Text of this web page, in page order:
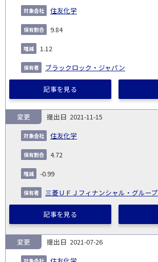
住友化学
9.84
1.12
ブラックロック・ジャパン
記事を見る
2021-11-15
住友化学
変更
4.72
-0.99
三菱ＵＦＪフィナンシャル・グループ
記事を見る
2021-07-26
変更